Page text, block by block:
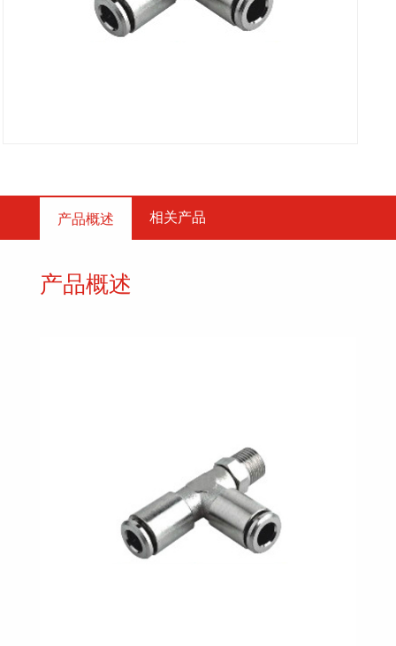
产品概述 相关产品
产品概述